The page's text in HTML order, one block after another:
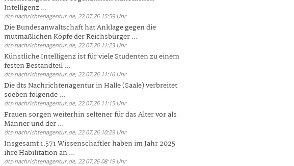
Intelligenz ...
dts-nachrichtenagentur.de, 22.07.26 15:59 Uhr
Die Bundesanwaltschaft hat Anklage gegen die
mutmaßlichen Köpfe der Reichsbürger ...
dts-nachrichtenagentur.de, 22.07.26 11:23 Uhr
Künstliche Intelligenz ist für viele Studenten zu einem
festen Bestandteil ...
dts-nachrichtenagentur.de, 22.07.26 11:16 Uhr
Die dts Nachrichtenagentur in Halle (Saale) verbreitet
soeben folgende ...
dts-nachrichtenagentur.de, 22.07.26 11:15 Uhr
Frauen sorgen weiterhin seltener für das Alter vor als
Männer und der ...
dts-nachrichtenagentur.de, 22.07.26 10:29 Uhr
Insgesamt 1.571 Wissenschaftler haben im Jahr 2025
ihre Habilitation an ...
dts-nachrichtenagentur.de, 22.07.26 08:19 Uhr